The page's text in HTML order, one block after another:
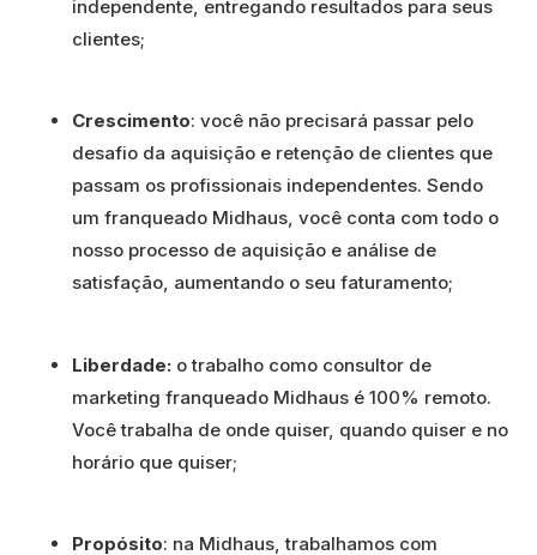
independente, entregando resultados para seus
clientes;
Crescimento: você não precisará passar pelo
desafio da aquisição e retenção de clientes que
passam os profissionais independentes. Sendo
um franqueado Midhaus, você conta com todo o
nosso processo de aquisição e análise de
satisfação, aumentando o seu faturamento;
Liberdade: o trabalho como consultor de
marketing franqueado Midhaus é 100% remoto.
Você trabalha de onde quiser, quando quiser e no
horário que quiser;
Propósito: na Midhaus, trabalhamos com